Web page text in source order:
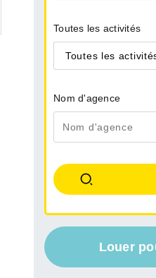
Toutes les activités
Toutes les activités
Nom d'agence
Louer